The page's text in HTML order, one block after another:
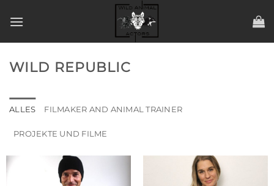
Inhalt
WILD REPUBLIC
ALLES FILMAKER AND ANIMAL TRAINER
PROJEKTE UND FILME